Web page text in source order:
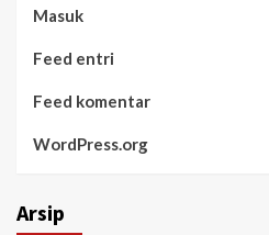
Masuk
Feed entri
Feed komentar
WordPress.org
Arsip